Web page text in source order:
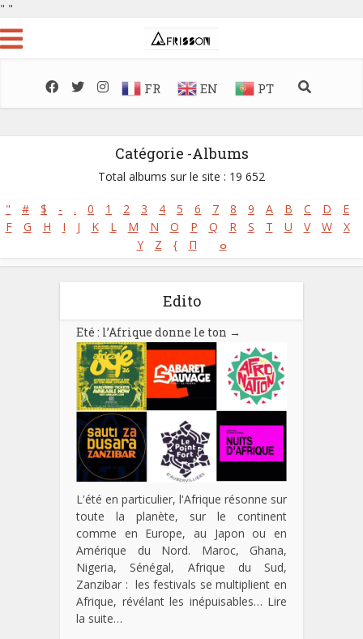
" "
FR EN PT
Catégorie -Albums
Total albums sur le site : 19 652
" # $ - . 0 1 2 3 4 5 6 7 8 9 A B C D
E
F
G H I J K L M N O P Q R S T U V W
X
Y
Z { Π ⴰ
Edito
Eté : l’Afrique donne le ton →
L'été en particulier, l'Afrique résonne sur
toute la planète, sur le continent
comme en Europe, au Japon ou en
Amérique du Nord. Maroc, Ghana,
Nigeria, Sénégal, Afrique du Sud,
Zanzibar : les festivals se multiplient en
Afrique, révélant les inépuisables… Lire
la suite…